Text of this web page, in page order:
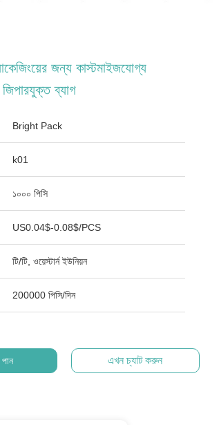
জন্য কাস্টমাইজযোগ্য
জিপারযুক্ত ব্যাগ
Bright Pack
k01
১০০০ পিসি
US0.04$-0.08$/PCS
টি/টি, ওয়েস্টার্ন ইউনিয়ন
200000 পিসি/দিন
পান এখন চ্যাট করুন